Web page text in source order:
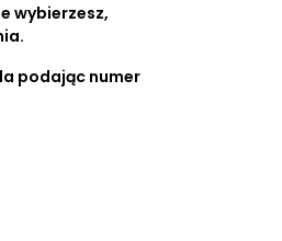
wybierzesz,
podając numer